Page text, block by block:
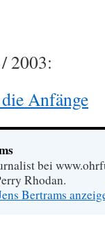
2003:
Anfänge
bei
Rhodan.
Bertrams